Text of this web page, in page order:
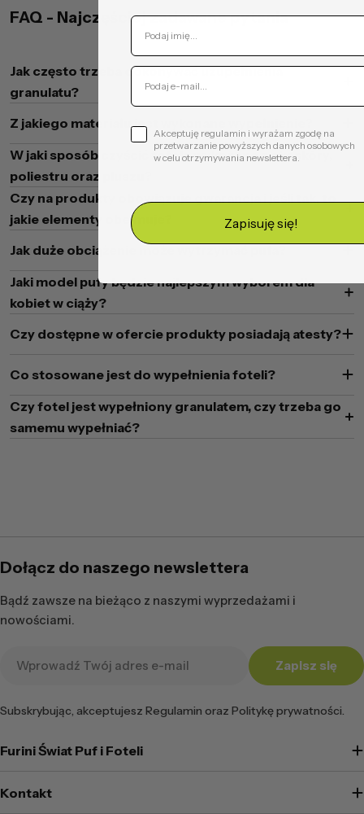
FAQ - Najczęściej zadawane pytania
Jak często trzeba dokonywać uzupełnienia
granulatu?
Z jakiego materiału jest wykonane wypełnienie?
W jaki sposób czyścić fotele wykonane z ekoskóry,
poliestru oraz pluszu?
Czy na produkty obowiązuje gwarancja i jeśli tak, to
jakie elementy obejmuje?
Jak duże obciążenie może wytrzymać pufa?
Jaki model pufy będzie najlepszym wyborem dla
kobiet w ciąży?
Czy dostępne w ofercie produkty posiadają atesty?
Co stosowane jest do wypełnienia foteli?
Czy fotel jest wypełniony granulatem, czy trzeba go
samemu wypełniać?
Dołącz do naszego newslettera
Bądź zawsze na bieżąco z naszymi wyprzedażami i
nowościami.
Zapisz się
Subskrybując, akceptujesz Regulamin oraz Politykę prywatności.
Furini Świat Puf i Foteli
Kontakt
Akceptuję regulamin i wyrażam zgodę na
przetwarzanie powyższych danych osobowych
w celu otrzymywania newslettera.
Zapisuję się!